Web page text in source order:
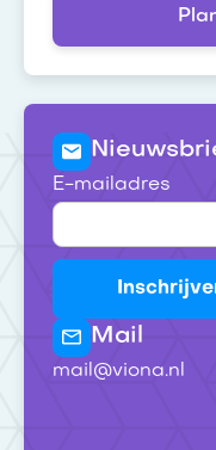
E-mailadres
Mail
mail@viona.nl